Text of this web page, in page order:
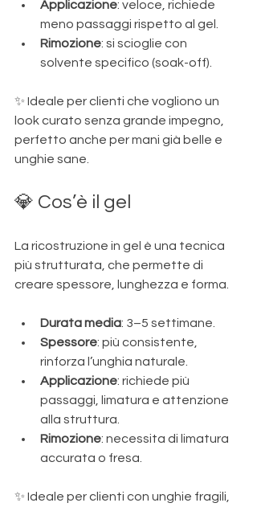
Applicazione: veloce, richiede
meno passaggi rispetto al gel.
Rimozione: si scioglie con
solvente specifico (soak-off).
✨ Ideale per clienti che vogliono un
look curato senza grande impegno,
perfetto anche per mani già belle e
unghie sane.
💎 Cos’è il gel
La ricostruzione in gel è una tecnica
più strutturata, che permette di
creare spessore, lunghezza e forma.
Durata media: 3–5 settimane.
Spessore: più consistente,
rinforza l’unghia naturale.
Applicazione: richiede più
passaggi, limatura e attenzione
alla struttura.
Rimozione: necessita di limatura
accurata o fresa.
✨ Ideale per clienti con unghie fragili,